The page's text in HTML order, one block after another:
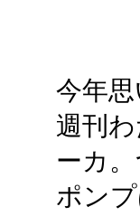
今年
週刊
ーカ
ポン